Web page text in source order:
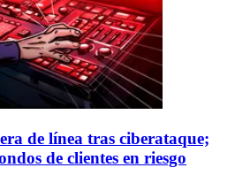
de línea tras ciberataque;
de clientes en riesgo